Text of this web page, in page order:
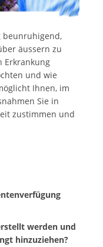
beunruhigend,
äussern zu
Erkrankung
und wie
Ihnen, im
Sie in
zustimmen und
werden und
hinzuziehen?